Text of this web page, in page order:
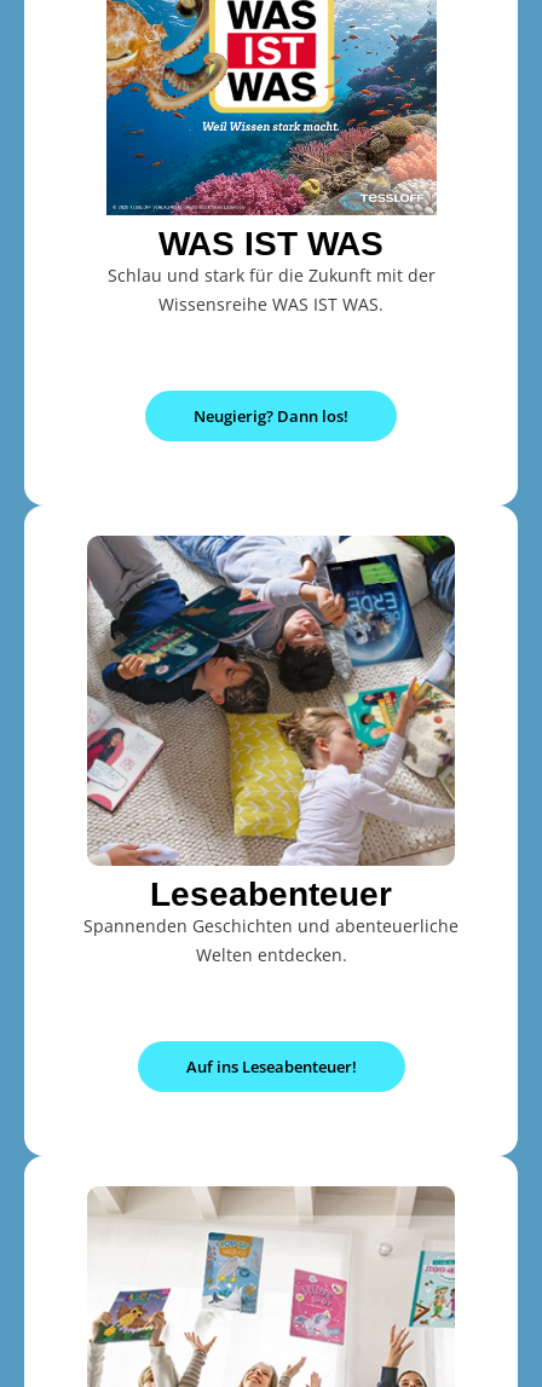
WAS IST WAS
Schlau und stark für die Zukunft mit der
Wissensreihe WAS IST WAS.
Neugierig? Dann los!
Leseabenteuer
Spannenden Geschichten und abenteuerliche
Welten entdecken.
Auf ins Leseabenteuer!